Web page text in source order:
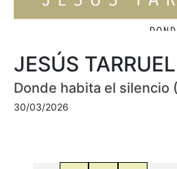
JESÚS
Donde habita el silencio
30/03/2026